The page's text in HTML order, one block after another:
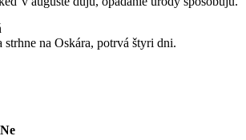
strhne na Oskára, potrvá štyri dni.
Ne